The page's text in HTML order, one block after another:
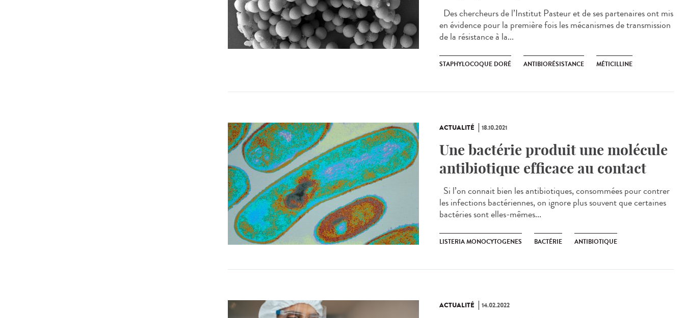
Des chercheurs de l’Institut Pasteur et de ses partenaires ont mis
en évidence pour la première fois les mécanismes de transmission
de la résistance à la...
STAPHYLOCOQUE DORÉ ANTIBIORÉSISTANCE MÉTICILLINE
ACTUALITÉ 18.10.2021
Une bactérie produit une molécule
antibiotique efficace au contact
Si l’on connait bien les antibiotiques, consommées pour contrer
les infections bactériennes, on ignore plus souvent que certaines
bactéries sont elles-mêmes...
LISTERIA MONOCYTOGENES BACTÉRIE ANTIBIOTIQUE
ACTUALITÉ 14.02.2022